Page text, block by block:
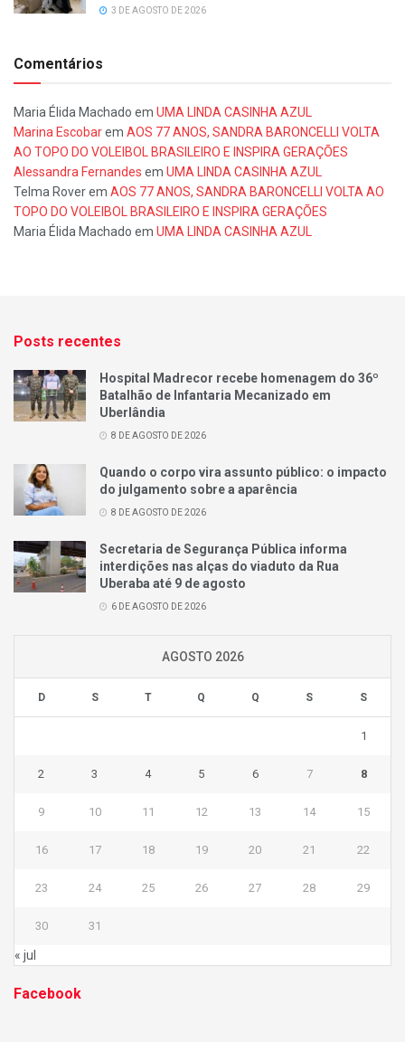
3 DE AGOSTO DE 2026
Comentários
Maria Élida Machado em UMA LINDA CASINHA AZUL
Marina Escobarem AOS 77 ANOS, SANDRA BARONCELLI VOLTA
AO TOPO DO VOLEIBOL BRASILEIRO E INSPIRA GERAÇÕES
Alessandra Fernandes em UMA LINDA CASINHA AZUL
Telma Roverem AOS 77 ANOS, SANDRA BARONCELLI VOLTA AO
TOPO DO VOLEIBOL BRASILEIRO E INSPIRA GERAÇÕES
Maria Élida Machado em UMA LINDA CASINHA AZUL
Posts recentes
Hospital Madrecor recebe homenagem do 36º
Batalhão de Infantaria Mecanizado em
Uberlândia
8 DE AGOSTO DE 2026
Quando o corpo vira assunto público: o impacto
do julgamento sobre a aparência
8 DE AGOSTO DE 2026
Secretaria de Segurança Pública informa
interdições nas alças do viaduto da Rua
Uberaba até 9 de agosto
6 DE AGOSTO DE 2026
AGOSTO 2026
D S T Q Q S S
1
2 3 4 5 6 7 8
9 10 11 12 13 14 15
16 17 18 19 20 21 22
23 24 25 26 27 28 29
30 31
« jul
Facebook